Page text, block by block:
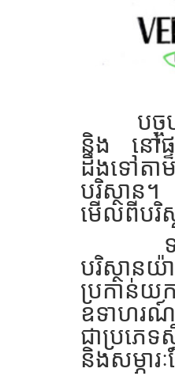
បច្ចុប្ប
និង នៅផ្
ដឹង​ទៅតា
បរិស្ថា
មើលពីបរិស្
ទន្ទឹមនឹ
បរិស្ថាន
ប្រកាន់យ
ឧទាហរ
ជាប្រភេ
និងសម្ភារ